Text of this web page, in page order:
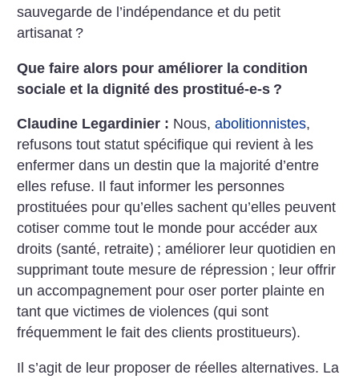
sauvegarde de l’indépendance et du petit
artisanat ?
Que faire alors pour améliorer la condition
sociale et la dignité des prostitué-e-s ?
Claudine Legardinier : Nous,abolitionnistes,
refusons tout statut spécifique qui revient à les
enfermer dans un destin que la majorité d’entre
elles refuse. Il faut informer les personnes
prostituées pour qu’elles sachent qu’elles peuvent
cotiser comme tout le monde pour accéder aux
droits (santé, retraite) ; améliorer leur quotidien en
supprimant toute mesure de répression ; leur offrir
un accompagnement pour oser porter plainte en
tant que victimes de violences (qui sont
fréquemment le fait des clients prostitueurs).
Il s’agit de leur proposer de réelles alternatives. La